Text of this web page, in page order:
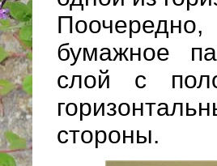
бумажное
слой с
стороны.